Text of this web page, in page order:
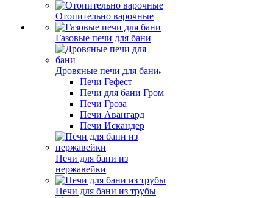
Отопительно варочные
Газовые печи для бани
Дровяные печи для бани
Печи Гефест
Печи для бани Гром
Печи Гроза
Печи Авангард
Печи Искандер
Печи для бани из
нержавейки
Печи для бани из трубы